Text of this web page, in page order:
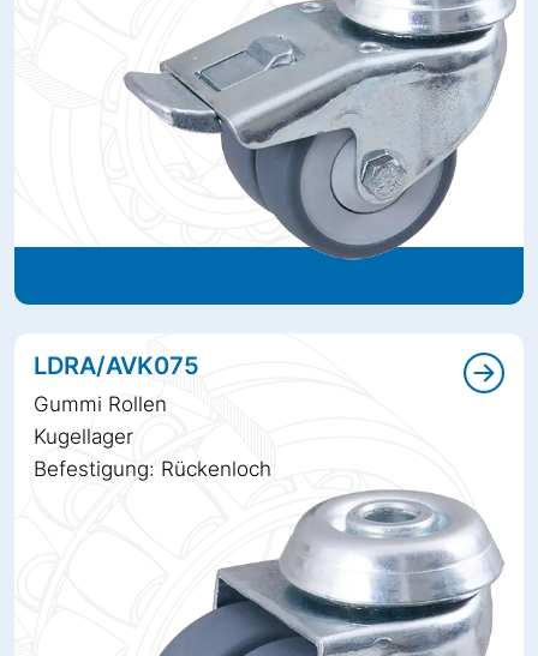
LDRA/AVK075
Gummi Rollen
Kugellager
Befestigung: Rückenloch